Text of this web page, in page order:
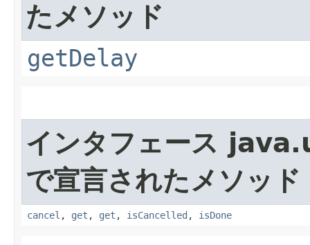
たメソッド
getDelay
インタフェース
で宣言されたメソッド
cancel , get , get , isCancelled , isDone